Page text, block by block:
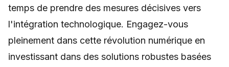
temps de prendre des mesures décisives vers
l'intégration technologique. Engagez-vous
pleinement dans cette révolution numérique en
investissant dans des solutions robustes basées